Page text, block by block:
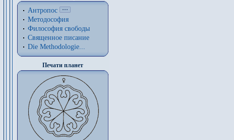
Антропос
Методософия
Философия cвободы
Священное писание
Die Methodologie...
Печати планет